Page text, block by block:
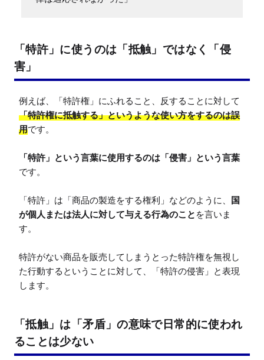
「特許」に使うのは「抵触」ではなく「侵
害」
例えば、「特許権」にふれること、反することに対して
「特許権に抵触する」というような使い方をするのは誤
用です。
「特許」という言葉に使用するのは「侵害」という言葉
です。
「特許」は「商品の製造をする権利」などのように、
国
が個人または法人に対して与える行為のこと を言いま
す。
特許がない商品を販売してしまうとった特許権を無視し
た行動するということに対して、「特許の侵害」と表現
します。
「抵触」は「矛盾」の意味で日常的に使われ
ることは少ない